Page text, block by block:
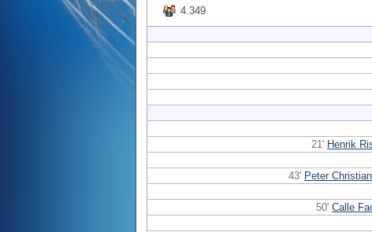
4.349
21' Henrik
43' Peter
50' Calle